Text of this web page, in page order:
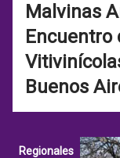
Malvinas
Encuentro
Buenos
Regionales